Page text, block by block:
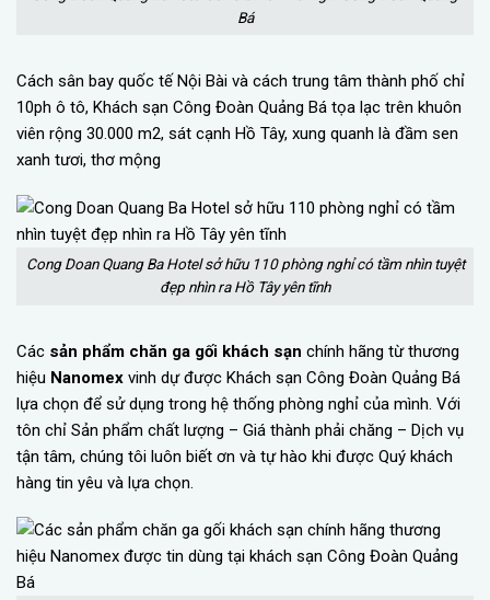
Bá
Cách sân bay quốc tế Nội Bài và cách trung tâm thành phố chỉ
10ph ô tô, Khách sạn Công Đoàn Quảng Bá tọa lạc trên khuôn
viên rộng 30.000 m2, sát cạnh Hồ Tây, xung quanh là đầm sen
xanh tươi, thơ mộng
Cong Doan Quang Ba Hotel sở hữu 110 phòng nghỉ có tầm nhìn tuyệt
đẹp nhìn ra Hồ Tây yên tĩnh
Các sản phẩm chăn ga gối khách sạn chính hãng từ thương
hiệu Nanomex vinh dự được Khách sạn Công Đoàn Quảng Bá
lựa chọn để sử dụng trong hệ thống phòng nghỉ của mình. Với
tôn chỉ Sản phẩm chất lượng – Giá thành phải chăng – Dịch vụ
tận tâm, chúng tôi luôn biết ơn và tự hào khi được Quý khách
hàng tin yêu và lựa chọn.